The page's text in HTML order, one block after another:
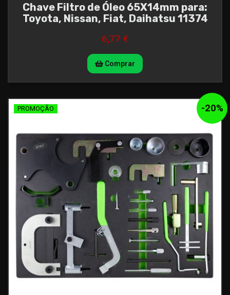
Chave Filtro de Óleo 65X14mm para:
Toyota, Nissan, Fiat, Daihatsu 11374
6,77 €
Comprar
-20%
PROMOÇÃO